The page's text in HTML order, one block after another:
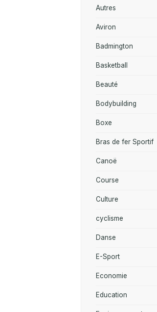
Autres
Aviron
Badmington
Basketball
Beauté
Bodybuilding
Boxe
Bras de fer Sportif
Canoë
Course
Culture
cyclisme
Danse
E-Sport
Economie
Education